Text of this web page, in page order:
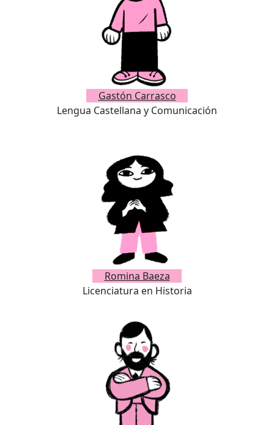
Gastón Carrasco
Lengua Castellana y Comunicación
Romina Baeza
Licenciatura en Historia